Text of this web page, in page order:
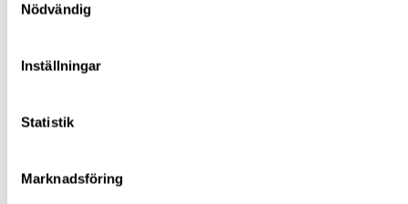
Nödvändig
Inställningar
Statistik
Marknadsföring
Därför ska du hyra kompressor
Norrköping